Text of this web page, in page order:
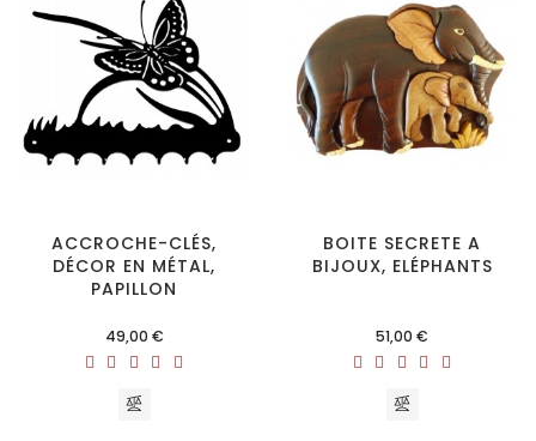
ACCROCHE-CLÉS,
DÉCOR EN MÉTAL,
PAPILLON
Prix
49,00 €
BOITE SECRETE A
BIJOUX, ELÉPHANTS
Prix
51,00 €